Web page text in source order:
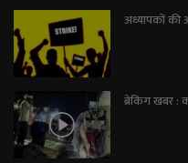
अध्यापकों की
ब्रेकिंग खबर :